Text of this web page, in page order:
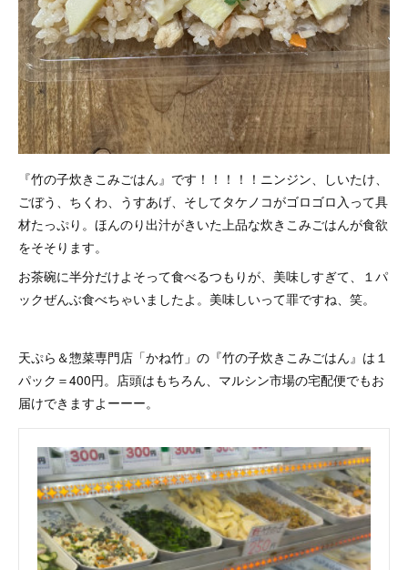
『竹の子炊きこみごはん』です！！！！！ニンジン、しいたけ、
ごぼう、ちくわ、うすあげ、そしてタケノコがゴロゴロ入って具
材たっぷり。ほんのり出汁がきいた上品な炊きこみごはんが食欲
をそそります。
お茶碗に半分だけよそって食べるつもりが、美味しすぎて、１パ
ックぜんぶ食べちゃいましたよ。美味しいって罪ですね、笑。
天ぷら＆惣菜専門店「かね竹」の『竹の子炊きこみごはん』は１
パック＝400円。店頭はもちろん、マルシン市場の宅配便でもお
届けできますよーーー。